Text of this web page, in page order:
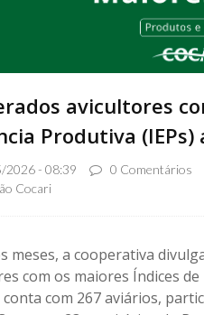
avicultores
Produtiva
2026 - 08:39 0 Comentários
Cocari
meses, a cooperativa
com os maiores Índices de
conta com 267 aviários,